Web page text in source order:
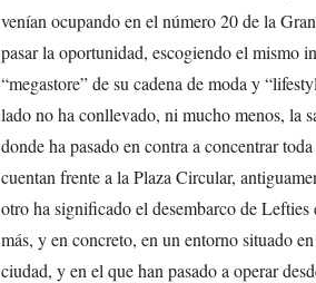
venían ocupando en el número 20 de la
pasar la oportunidad, escogiendo el mismo
“megastore” de su cadena de moda y
lado no ha conllevado, ni mucho menos, la
donde ha pasado en contra a concentrar
cuentan frente a la Plaza Circular,
otro ha significado el desembarco de
más, y en concreto, en un entorno situado
ciudad, y en el que han pasado a operar